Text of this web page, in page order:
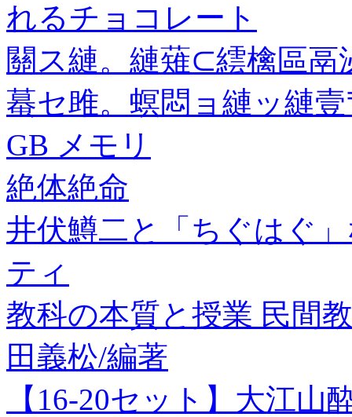
れるチョコレート
關ス縺。縺薙⊂繧檎區鬲
蟇セ雎。螟悶ョ縺ッ縺
GB メモリ
絶体絶命
井伏鱒二と「ちぐはぐ
ティ
教科の本質と授業 民間
田義松/編著
【16-20セット】大江